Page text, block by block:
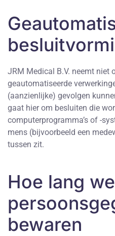
JRM Medical B.V. neemt niet
geautomatiseerde
(aanzienlijke) gevolgen
gaat hier om besluiten die
computerprogramma’s of -
mens (bijvoorbeeld een
tussen zit.
Hoe lang we
bewaren